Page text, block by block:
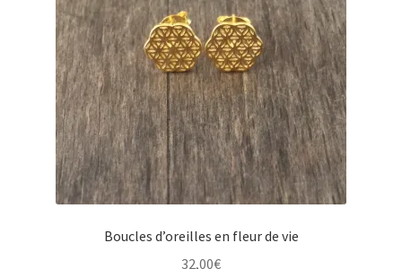
Boucles d’oreilles en fleur de vie
32,00€